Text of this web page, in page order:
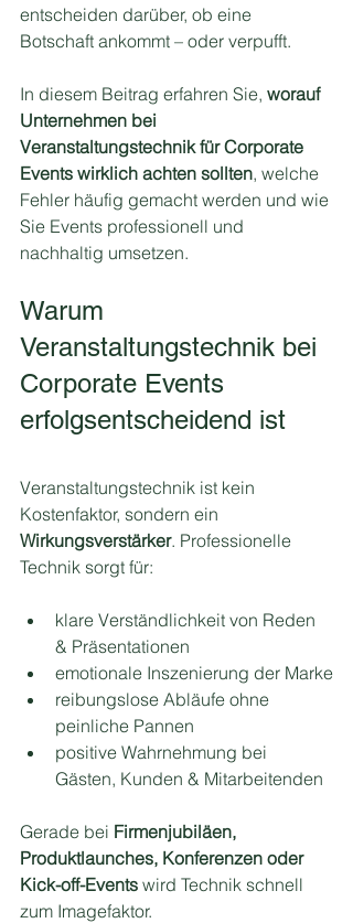
entscheiden darüber, ob eine
Botschaft ankommt – oder verpufft.
In diesem Beitrag erfahren Sie, worauf
Unternehmen bei
Veranstaltungstechnik für Corporate
Events wirklich achten sollten, welche
Fehler häufig gemacht werden und wie
Sie Events professionell und
nachhaltig umsetzen.
Warum
Veranstaltungstechnik bei
Corporate Events
erfolgsentscheidend ist
Veranstaltungstechnik ist kein
Kostenfaktor, sondern ein
Wirkungsverstärker. Professionelle
Technik sorgt für:
klare Verständlichkeit von Reden
& Präsentationen
emotionale Inszenierung der Marke
reibungslose Abläufe ohne
peinliche Pannen
positive Wahrnehmung bei
Gästen, Kunden & Mitarbeitenden
Gerade bei Firmenjubiläen,
Produktlaunches, Konferenzen oder
Kick-off-Events wird Technik schnell
zum Imagefaktor.